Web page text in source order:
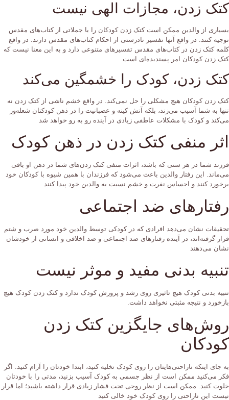
کتک زدن، مجازات الهی نیست
بسیاری از والدین ممکن است کتک زدن کودکان را با جملاتی از کتاب‌های مقدس
توجیه کنند. در واقع آنها تفسیر نادرستی از احکام کتاب‌های مقدس دارند. در واقع
کلمه کتک زدن در کتاب‌های مقدس تفسیر‌های متنوعی دارد و به این معنا نیست که
کتک زدن کودکان امر پسندیده‌ای است
کتک زدن، کودک را خشمگین می‌کند
کتک زدن کودکان هیچ مشکلی را حل نمی‌کند. در واقع خشم ناشی از کتک زدن نه
تنها به شما آسیب می‌زند، بلکه آتش کینه و عصبانیت را در ذهن کودکتان شعله‌ور
می‌کند و کودک با مشکلات عاطفی زیادی در آینده رو به رو خواهد شد
اثر منفی کتک زدن در ذهن کودک
فرزند شما در هر سنی که باشد، اثرات منفی کتک زدن‌های شما در ذهن او باقی
می‌ماند. این رفتار والدین باعث می‌شود که فرزندان با همین شیوه با کودکان خود
برخورد کنند و احساس نفرت و خشم نسبت به والدین خود پیدا کنند
رفتار‌های ضد اجتماعی
تحقیقات نشان می‌دهد افرادی که در کودکی توسط والدین خود مورد ضرب و شتم
قرار گرفته‌اند، در آینده رفتار‌های ضد اجتماعی و ضد اخلاقی و انسانی از خودشان
نشان می‌دهند
تنبیه بدنی مفید و موثر نیست
تنبیه بدنی کودک هیچ تاثیری روی رشد و پرورش کودک ندارد و کتک زدن کودک هیچ
بازخورد و نتیجه مثبتی نخواهد داشت.
روش‌های جایگزین کتک زدن
کودکان
به جای اینکه ناراحتی‌هایتان را روی کودک تخلیه کنید، ابتدا خودتان را آرام کنید. اگر
فکر می‌کنید ممکن است از نظر جسمی به کودک آسیب بزنید، مدتی را با خودتان
خلوت کنید. ممکن است از نظر روحی تحت فشار زیادی قرار داشته باشید؛ اما قرار
نیست این ناراحتی را روی کودک خود خالی کنید